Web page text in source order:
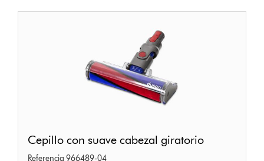
con
Cepillo con suave cabezal giratorio
Referencia 966489-04